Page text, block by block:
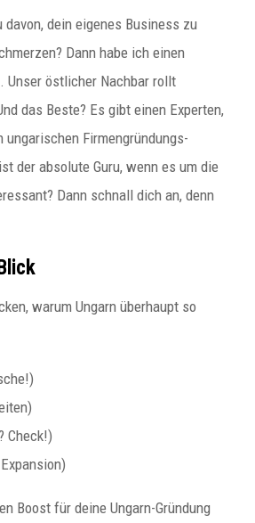
davon, dein eigenes Business zu
Dann habe ich einen
Unser östlicher Nachbar rollt
das Beste? Es gibt einen Experten,
ungarischen Firmengründungs-
der absolute Guru, wenn es um die
Dann schnall dich an, denn
warum Ungarn überhaupt so
Check!)
Boost für deine Ungarn-Gründung
sind Warum immer mehr EWIV-